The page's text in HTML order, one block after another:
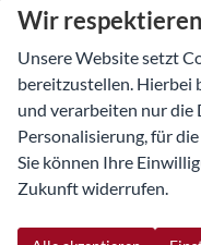
Fiat
Ford
Geely
Honda
Hyundai
Wir
Unsere Website setzt
bereitzustellen. Hierbei
und verarbeiten nur
Personalisierung, für
Sie können Ihre
Zukunft widerrufen.